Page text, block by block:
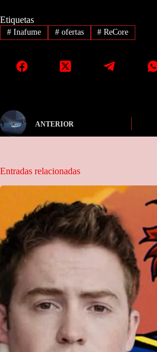
Etiquetas
#Inafume #ofertas # ReCore
ANTERIOR
Entradas relacionadas